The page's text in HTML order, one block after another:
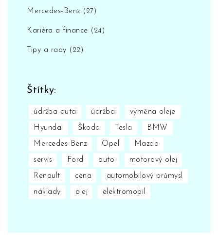
Mercedes-Benz (27)
Kariéra a finance (24)
Tipy a rady (22)
Štítky:
údržba auta údržba výměna oleje
Hyundai Škoda Tesla BMW
Mercedes-Benz Opel Mazda
servis Ford auto motorový olej
Renault cena automobilový průmysl
náklady olej elektromobil